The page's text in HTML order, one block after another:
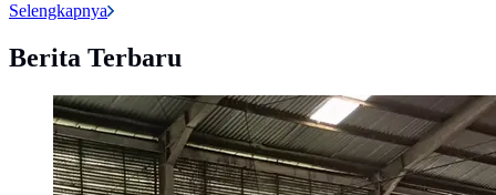
Selengkapnya
Berita Terbaru